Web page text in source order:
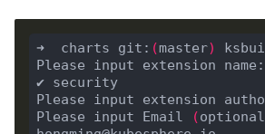
➜  charts git: (master)
✔ security
Please input Email
(optional